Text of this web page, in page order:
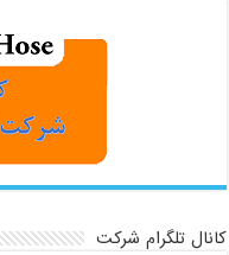
کانال تلگرام شرکت